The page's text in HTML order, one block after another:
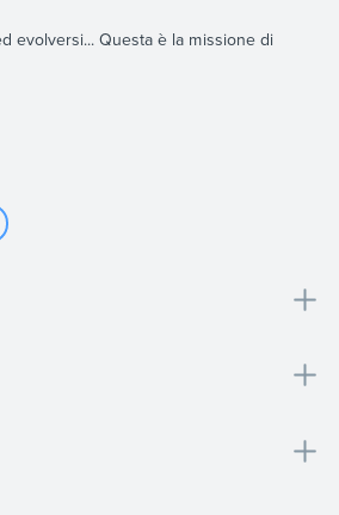
evolversi... Questa è la missione di